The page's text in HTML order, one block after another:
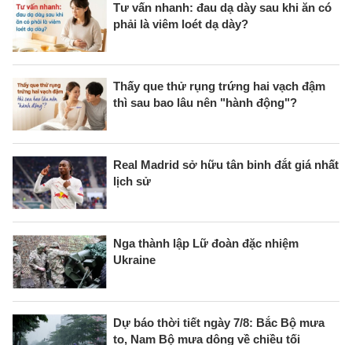
Tư vấn nhanh: đau dạ dày sau khi ăn có
phải là viêm loét dạ dày?
Thấy que thử rụng trứng hai vạch đậm
thì sau bao lâu nên "hành động"?
Real Madrid sở hữu tân binh đắt giá nhất
lịch sử
Nga thành lập Lữ đoàn đặc nhiệm
Ukraine
Dự báo thời tiết ngày 7/8: Bắc Bộ mưa
to, Nam Bộ mưa dông về chiều tối